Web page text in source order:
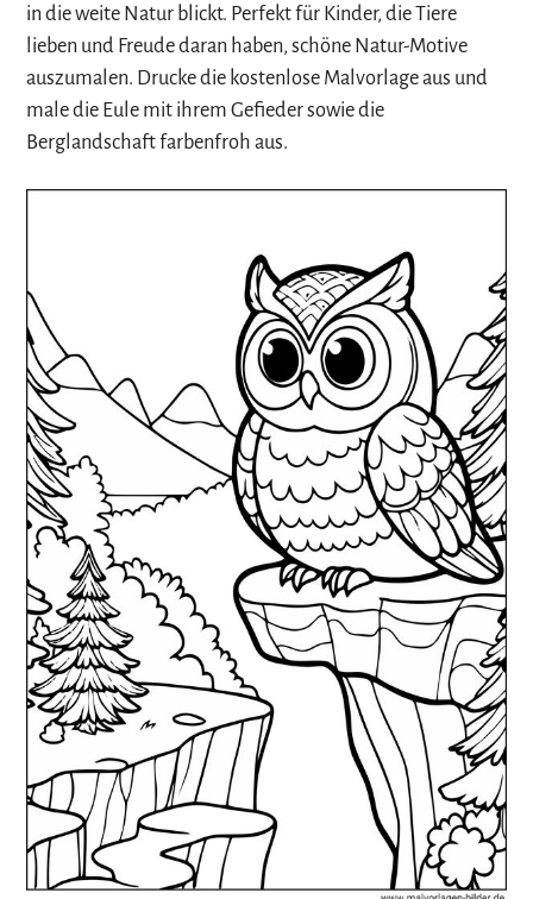
in die weite Natur blickt. Perfekt für Kinder, die Tiere
lieben und Freude daran haben, schöne Natur-Motive
auszumalen. Drucke die kostenlose Malvorlage aus und
male die Eule mit ihrem Gefieder sowie die
Berglandschaft farbenfroh aus.